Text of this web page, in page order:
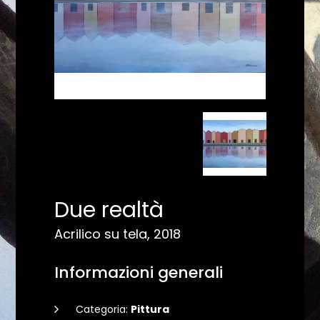
Due realtà
Acrilico su tela, 2018
Informazioni generali
Categoria: Pittura